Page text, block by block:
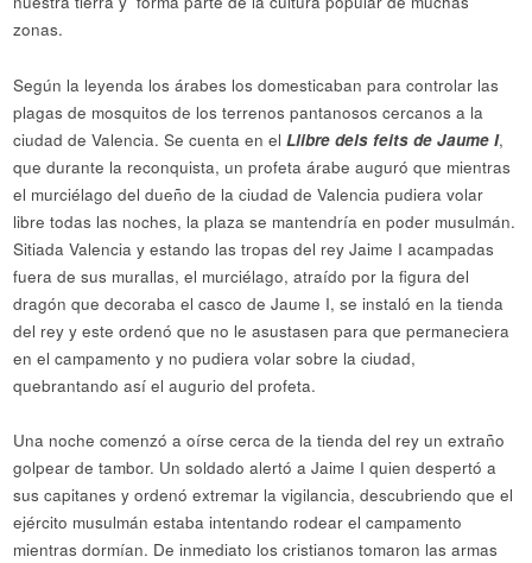
zonas.
Según la leyenda los árabes los domesticaban para controlar las
plagas de mosquitos de los terrenos pantanosos cercanos a la
ciudad de Valencia. Se cuenta en elLlibre dels feits de Jaume I,
que durante la reconquista, un profeta árabe auguró que mientras
el murciélago del dueño de la ciudad de Valencia pudiera volar
libre todas las noches, la plaza se mantendría en poder musulmán.
Sitiada Valencia y estando las tropas del rey Jaime I acampadas
fuera de sus murallas, el murciélago, atraído por la figura del
dragón que decoraba el casco de Jaume I, se instaló en la tienda
del rey y este ordenó que no le asustasen para que permaneciera
en el campamento y no pudiera volar sobre la ciudad,
quebrantando así el augurio del profeta.
Una noche comenzó a oírse cerca de la tienda del rey un extraño
golpear de tambor. Un soldado alertó a Jaime I quien despertó a
sus capitanes y ordenó extremar la vigilancia, descubriendo que el
ejército musulmán estaba intentando rodear el campamento
mientras dormían. De inmediato los cristianos tomaron las armas